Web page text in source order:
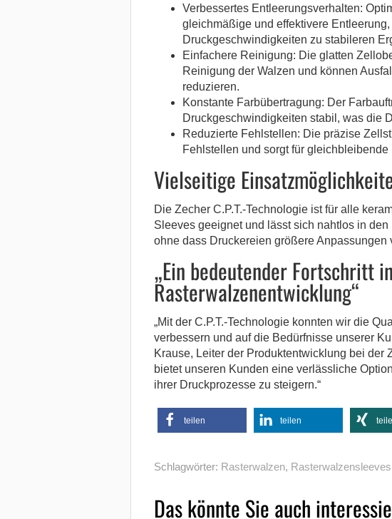
Verbessertes Entleerungsverhalten:
gleichmäßige und effektivere
Druckgeschwindigkeiten zu stabileren
Einfachere Reinigung: Die glatten
Reinigung der Walzen und können
reduzieren.
Konstante Farbübertragung: Der
Druckgeschwindigkeiten stabil, was die
Reduzierte Fehlstellen: Die präzise
Fehlstellen und sorgt für gleichbleibende
Vielseitige
Die Zecher C.P.T.-Technologie ist für alle
Sleeves geeignet und lässt sich nahtlos in
ohne dass Druckereien größere Anpassungen
„Ein bedeutender Fortschritt
Rasterwalzenentwicklung“
„Mit der C.P.T.-Technologie konnten wir die
verbessern und auf die Bedürfnisse unserer
Krause, Leiter der Produktentwicklung bei der
bietet unseren Kunden eine verlässliche
ihrer Druckprozesse zu steigern.“
teilen teilen
Schlagwörter: Rasterwalzen, Rasterwalzensleeves
Das könnte Sie auch